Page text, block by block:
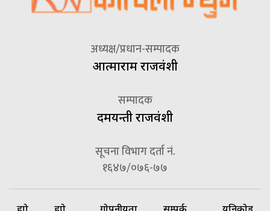
अध्यक्ष/प्रधान-सम्पादक
आत्माराम राजवंशी
सम्पादक
दमयन्ती राजवंशी
सूचना विभाग दर्ता नं.
१६४७/०७६-७७